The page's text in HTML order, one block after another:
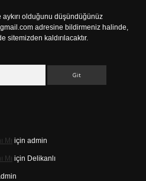
olduğunu düşündüğünüz
adresine bildirmeniz halinde,
kaldırılacaktır.
Mı için admin
Mı için Delikanlı